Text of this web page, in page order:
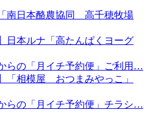
南日本酪農協同 高千穂牧場
日本ルナ「高たんぱくヨーグ
らの「月イチ予約便」ご利用…
「相模屋 おつまみやっこ」
らの「月イチ予約便」チラシ…